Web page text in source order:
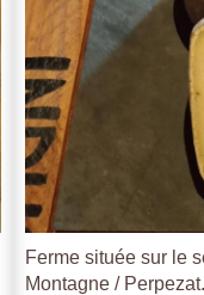
Ferme située sur le
Montagne /